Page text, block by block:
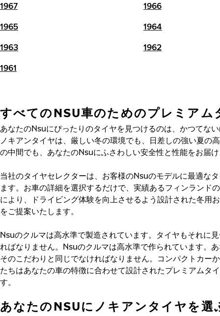
1967 1966
1965 1964
1963 1962
1961
すべてのNSU車のためのプレミアム
あなたのNsuにぴったりのタイヤを見つけるのは、かつてな
ノキアンタイヤは、厳しい冬の環境でも、日差しの強い夏の
の中間でも、あなたのNsuにふさわしい安全性と性能をお届
当社のタイヤセレクターは、お客様のNsuのモデルに最適な
ます。お車の詳細を選択するだけで、実績あるフィンランド
により、ドライビング体験を向上させるよう設計された冬用
をご提案いたします。
Nsuのクルマは高水準で製造されています。タイヤもそれに
ればなりません。Nsuのクルマは高水準で作られています。
そのこだわりと同じでなければなりません。コンパクトカー
たちはあなたの車の特徴に合わせて設計されたプレミアムタ
す。
あなたのNSUにノキアンタイヤを選